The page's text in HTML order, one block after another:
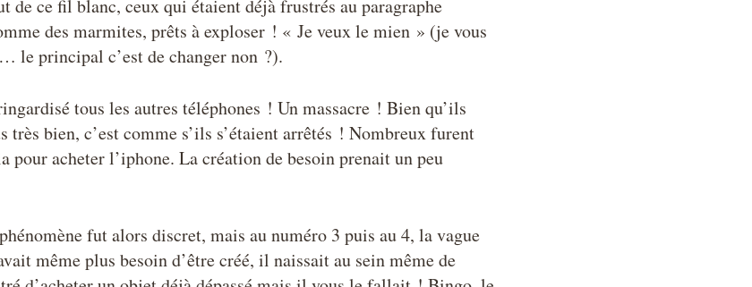
de ce fil blanc, ceux qui étaient déjà frustrés au paragraphe
des marmites, prêts à exploser ! « Je veux le mien » (je vous
le principal c’est de changer non ?).
tous les autres téléphones ! Un massacre ! Bien qu’ils
très bien, c’est comme s’ils s’étaient arrêtés ! Nombreux furent
pour acheter l’iphone. La création de besoin prenait un peu
fut alors discret, mais au numéro 3 puis au 4, la vague
même plus besoin d’être créé, il naissait au sein même de